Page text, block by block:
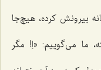
بیرونش کرده، هیچ‌جا
ما می‌گوییم: «اِ! مگر